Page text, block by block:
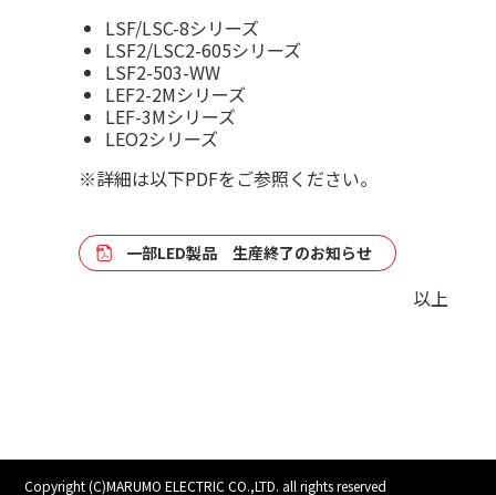
LSF/LSC-8シリーズ
LSF2/LSC2-605シリーズ
LSF2-503-WW
LEF2-2Mシリーズ
LEF-3Mシリーズ
LEO2シリーズ
※詳細は以下PDFをご参照ください。
一部LED製品 生産終了のお知らせ
以上
Copyright (C)MARUMO ELECTRIC CO.,LTD. all rights reserved